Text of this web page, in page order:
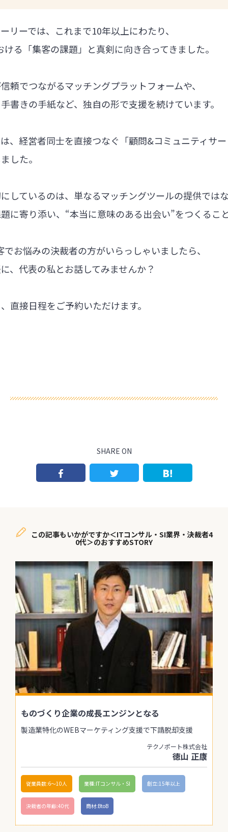
リーでは、これまで10年以上にわたり、
る「集客の課題」と真剣に向き合ってきました。
頼でつながるマッチングプラットフォームや、
書きの手紙など、独自の形で支援を続けています。
、経営者同士を直接つなぐ「顧問&コミュニティサ
した。
しているのは、単なるマッチングツールの提供では
に寄り添い、“本当に意味のある出会い”をつくるこ
お悩みの決裁者の方がいらっしゃいましたら、
、代表の私とお話してみませんか？
直接日程をご予約いただけます。
SHARE ON
この記事もいかがですか＜ITコンサル・SI業界・決裁者4
0代＞のおすすめSTORY
ものづくり企業の成長エンジンとなる
製造業特化のWEBマーケティング支援で下請脱却支援
テクノポート株式会社
徳山 正康
従業員数:6～10人 業種:ITコンサル・SI 創立:15年以上
決裁者の年齢:40代 商材:BtoB